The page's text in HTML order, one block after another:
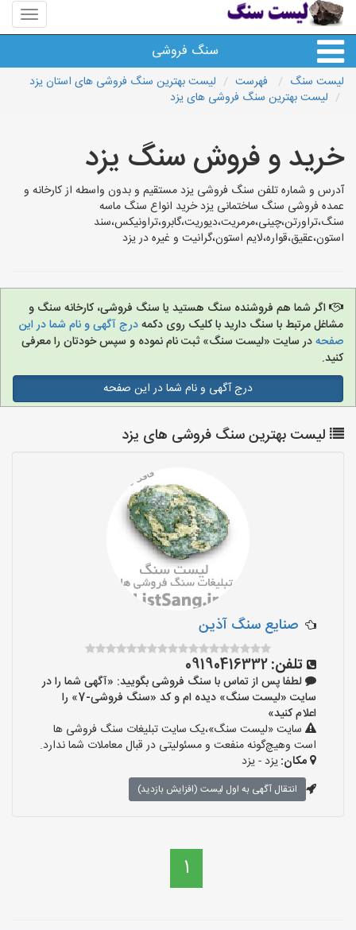
منوی
سایت
سنگ
سنگ فروشی
انواع سنگ
سایر سنگ ها
سنگ فروشی های شهرها
لیست سنگ فهرست
لیست بهترین سنگ فروشی های استان یزد
لیست بهترین سنگ فروشی های یزد
خرید و فروش سنگ یزد
آدرس و شماره تلفن سنگ فروشی یزد مستقیم و بدون واسطه از کارخانه و
عمده فروشی سنگ ساختمانی یزد خرید انواع سنگ ماسه
سنگ،تراورتن،چینی،مرمریت،دیوریت،گابرو،تراونیکس،سند
استون،عقیق،قواره،لایم استون،گرانیت و غیره در یزد
اگر شما هم فروشنده سنگ هستید یا سنگ فروشی، کارخانه سنگ و
مشاغل مرتبط با سنگ دارید با کلیک روی دکمهدرج آگهی و نام شما در این
صفحهدر سایت «لیست سنگ» ثبت نام نموده و سپس خودتان را معرفی
کنید.
درج آگهی و نام شما در این صفحه
لیست بهترین سنگ فروشی های یزد
صنايع سنگ آذين
تلفن:09190416332
لطفا پس از تماس با سنگ فروشی بگویید: «آگهی شما را در
سایت «لیست سنگ» دیده ام و کد «سنگ فروشی-7» را
اعلام کنید»
سایت «لیست سنگ»،یک سایت تبلیغات سنگ فروشی ها
است وهیچ‌گونه منفعت و مسئولیتی در قبال معاملات شما ندارد.
مکان:یزد - یزد
انتقال آگهی به اول لیست (افزایش بازدید)
1